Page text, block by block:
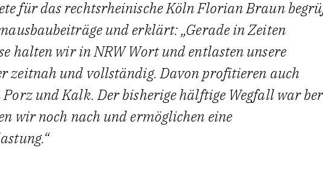
für das rechtsrheinische Köln Florian Braun
und erklärt: „Gerade in Zeiten
halten wir in NRW Wort und entlasten unsere
zeitnah und vollständig. Davon profitieren auch
und Kalk. Der bisherige hälftige Wegfall war
wir noch nach und ermöglichen eine